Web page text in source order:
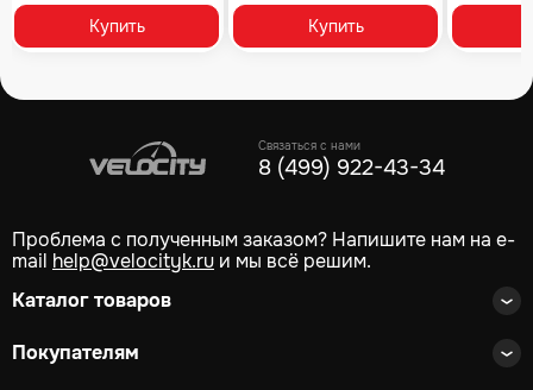
Купить Купить
Связаться с нами
8 (499) 922-43-34
Проблема с полученным заказом? Напишите нам на e-
mail help@velocityk.ru и мы всё решим.
Каталог товаров
Покупателям